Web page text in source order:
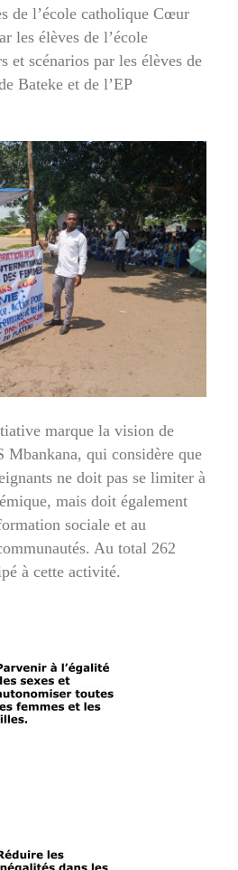
de l’école catholique Cœur
les élèves de l’école
et scénarios par les élèves de
Bateke et de l’EP
marque la vision de
Mbankana, qui considère que
ne doit pas se limiter à
mais doit également
sociale et au
Au total 262
à cette activité.